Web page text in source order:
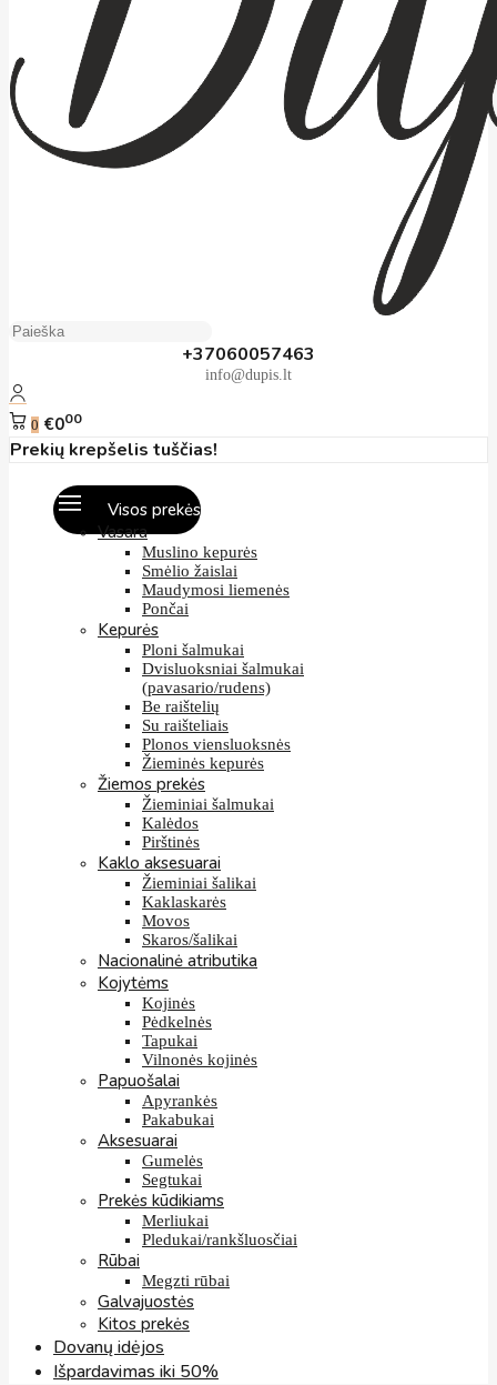
+37060057463
info@dupis.lt
0 €000
Prekių krepšelis tuščias!
Visos prekės
Vasara
Muslino kepurės
Smėlio žaislai
Maudymosi liemenės
Pončai
Kepurės
Ploni šalmukai
Dvisluoksniai šalmukai
(pavasario/rudens)
Be raištelių
Su raišteliais
Plonos viensluoksnės
Žieminės kepurės
Žiemos prekės
Žieminiai šalmukai
Kalėdos
Pirštinės
Kaklo aksesuarai
Žieminiai šalikai
Kaklaskarės
Movos
Skaros/šalikai
Nacionalinė atributika
Kojytėms
Kojinės
Pėdkelnės
Tapukai
Vilnonės kojinės
Papuošalai
Apyrankės
Pakabukai
Aksesuarai
Gumelės
Segtukai
Prekės kūdikiams
Merliukai
Pledukai/rankšluosčiai
Rūbai
Megzti rūbai
Galvajuostės
Kitos prekės
Dovanų idėjos
Išpardavimas iki 50%